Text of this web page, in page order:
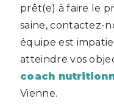
prêt(e) à faire le
saine, contactez-
équipe est
atteindre vos
coach
Vienne.